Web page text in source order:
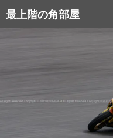
ン
テ
プ
最上階の角部屋
索